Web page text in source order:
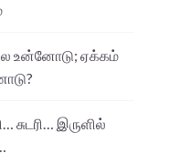
உன்னோடு; ஏக்கம்
சுடரி… இருளில்